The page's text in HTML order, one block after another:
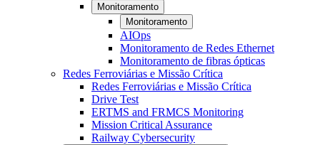
Monitoramento
Monitoramento
AIOps
Monitoramento de Redes Ethernet
Monitoramento de fibras ópticas
Redes Ferroviárias e Missão Crítica
Redes Ferroviárias e Missão Crítica
Drive Test
ERTMS and FRMCS Monitoring
Mission Critical Assurance
Railway Cybersecurity